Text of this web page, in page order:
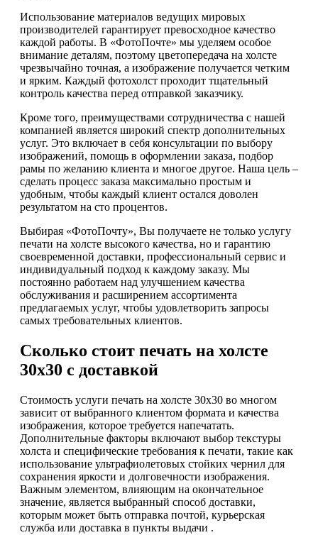
Использование материалов ведущих мировых
производителей гарантирует превосходное качество
каждой работы. В «ФотоПочте» мы уделяем особое
внимание деталям, поэтому цветопередача на холсте
чрезвычайно точная, а изображение получается четким
и ярким. Каждый фотохолст проходит тщательный
контроль качества перед отправкой заказчику.
Кроме того, преимуществами сотрудничества с нашей
компанией является широкий спектр дополнительных
услуг. Это включает в себя консультации по выбору
изображений, помощь в оформлении заказа, подбор
рамы по желанию клиента и многое другое. Наша цель –
сделать процесс заказа максимально простым и
удобным, чтобы каждый клиент остался доволен
результатом на сто процентов.
Выбирая «ФотоПочту», Вы получаете не только услугу
печати на холсте высокого качества, но и гарантию
своевременной доставки, профессиональный сервис и
индивидуальный подход к каждому заказу. Мы
постоянно работаем над улучшением качества
обслуживания и расширением ассортимента
предлагаемых услуг, чтобы удовлетворить запросы
самых требовательных клиентов.
Сколько стоит печать на холсте
30х30 с доставкой
Стоимость услуги печать на холсте 30х30 во многом
зависит от выбранного клиентом формата и качества
изображения, которое требуется напечатать.
Дополнительные факторы включают выбор текстуры
холста и специфические требования к печати, такие как
использование ультрафиолетовых стойких чернил для
сохранения яркости и долговечности изображения.
Важным элементом, влияющим на окончательное
значение, является выбранный способ доставки,
которым может быть отправка почтой, курьерская
служба или доставка в пункты выдачи .